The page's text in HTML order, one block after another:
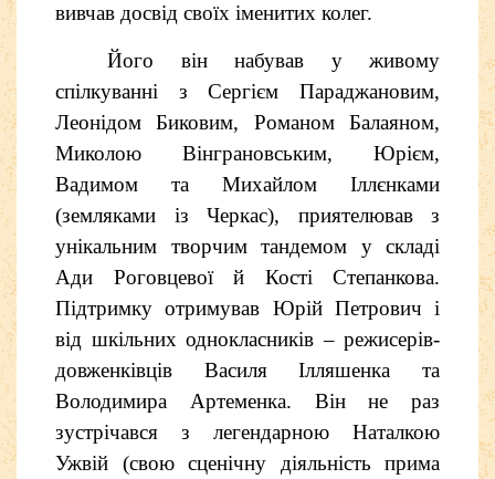
вивчав досвід своїх іменитих колег.
Його він набував у живому
спілкуванні з Сергієм Параджановим,
Леонідом Биковим, Романом Балаяном,
Миколою Вінграновським, Юрієм,
Вадимом та Михайлом Іллєнками
(земляками із Черкас), приятелював з
унікальним творчим тандемом у складі
Ади Роговцевої й Кості Степанкова.
Підтримку отримував Юрій Петрович і
від шкільних однокласників – режисерів-
довженківців Василя Ілляшенка та
Володимира Артеменка. Він не раз
зустрічався з легендарною Наталкою
Ужвій (свою сценічну діяльність прима